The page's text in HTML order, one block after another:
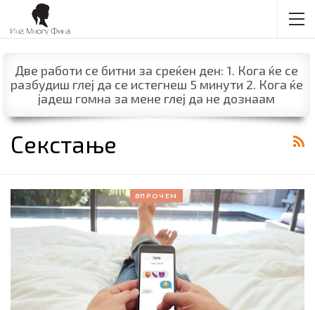
Две работи се битни за среќен ден: 1. Кога ќе се
разбудиш глеј да се истегнеш 5 минути 2. Кога ќе
јадеш гомна за мене глеј да не дознаам
Секстање
ВПРОЧЕМ